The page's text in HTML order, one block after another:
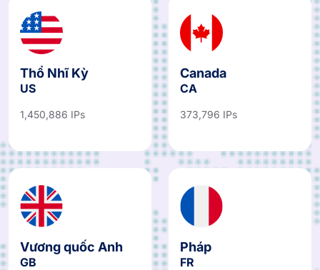
Thổ Nhĩ Kỳ
US
1,450,886 IPs
Canada
CA
373,796 IPs
Vương quốc Anh
GB
Pháp
FR